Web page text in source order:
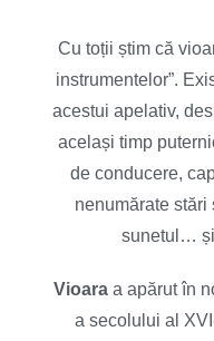
Cu toții știm că
instrumentelor”.
acestui apelativ,
același timp
de conducere,
nenumărate
sunetul… și
Vioaraa apărut în
a secolului al